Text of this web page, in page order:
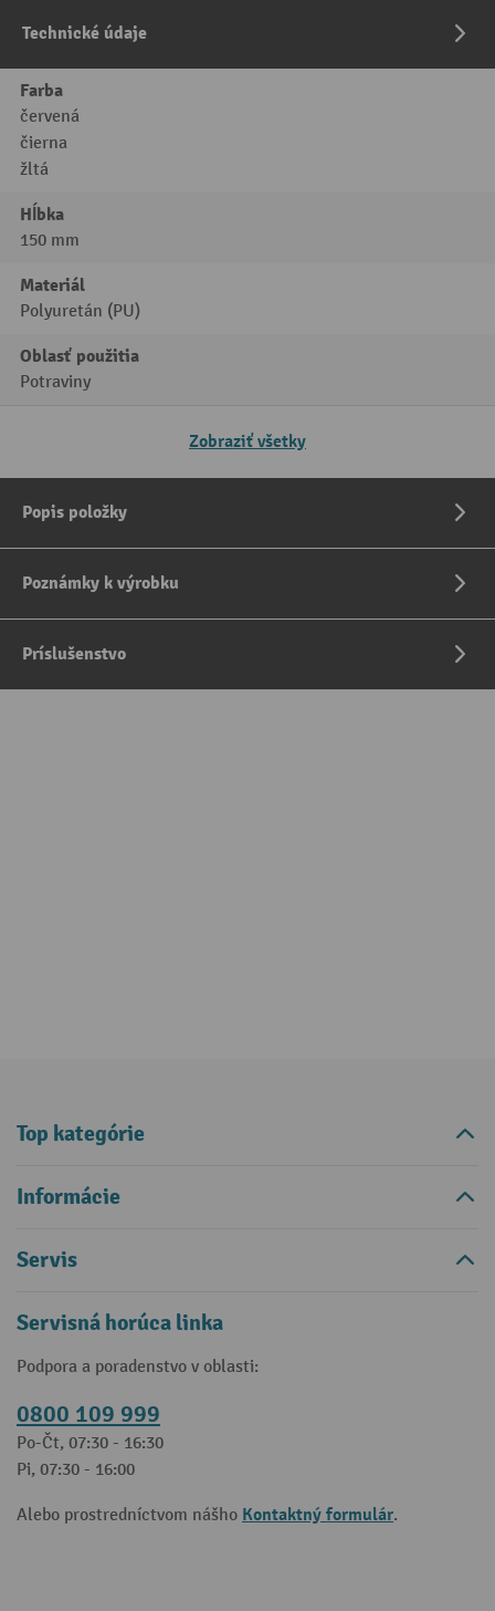
Technické údaje
Farba
červená
čierna
žltá
Hĺbka
150 mm
Materiál
Polyuretán (PU)
Oblasť použitia
Potraviny
Zobraziť všetky
Popis položky
Poznámky k výrobku
Príslušenstvo
Top kategórie
Informácie
Servis
Servisná horúca linka
Podpora a poradenstvo v oblasti:
0800 109 999
Po-Čt, 07:30 - 16:30
Pi, 07:30 - 16:00
Alebo prostredníctvom nášho Kontaktný formulár.